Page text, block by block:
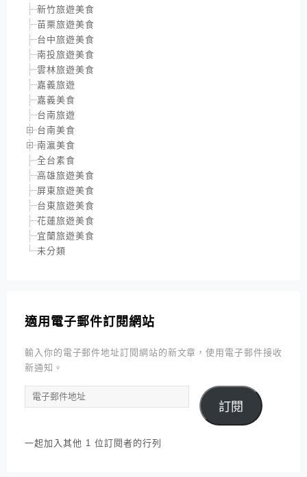
新竹旅遊美食
苗栗旅遊美食
台中旅遊美食
南投旅遊美食
雲林旅遊美食
嘉義旅遊
嘉義美食
台南旅遊
台南美食
南瀛美食
全台素食
高雄旅遊美食
屏東旅遊美食
台東旅遊美食
花蓮旅遊美食
宜蘭旅遊美食
未分類
適用電子郵件訂閱網站
輸入你的電子郵件地址訂閱網站的新文章，使用電子郵件接收
新通知。
電
子
件
訂閱
一起加入其他 1 位訂閱者的行列